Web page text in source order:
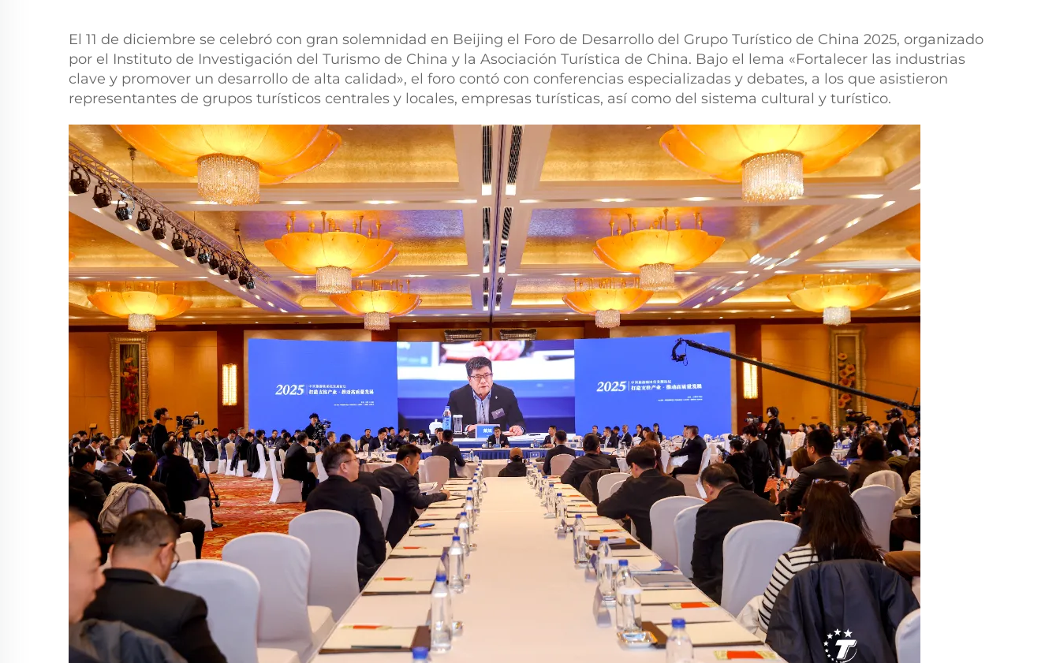
El 11 de diciembre se celebró con gran solemnidad en Beijing el Foro de Desarrollo del Grupo Turístico de China 2025, organizado
por el Instituto de Investigación del Turismo de China y la Asociación Turística de China. Bajo el lema «Fortalecer las industrias
clave y promover un desarrollo de alta calidad», el foro contó con conferencias especializadas y debates, a los que asistieron
representantes de grupos turísticos centrales y locales, empresas turísticas, así como del sistema cultural y turístico.